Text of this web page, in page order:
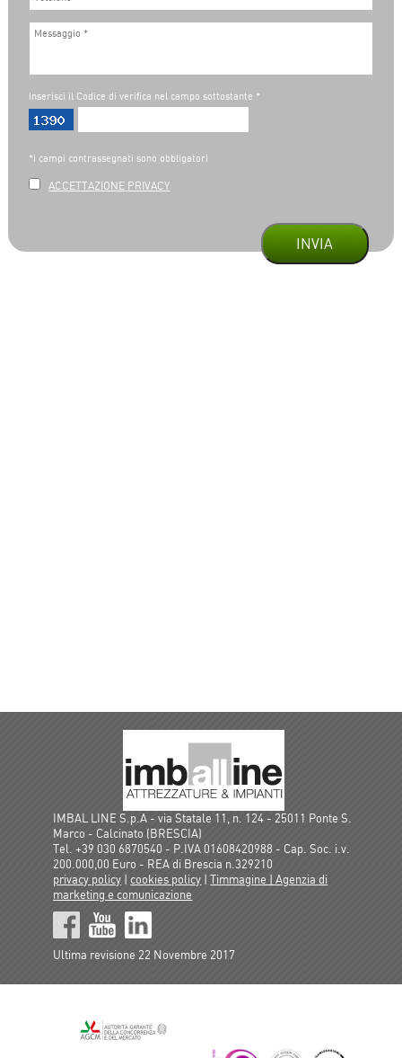
Inserisci il Codice di verifica nel campo sottostante *
*i campi contrassegnati sono obbligatori
ACCETTAZIONE PRIVACY
INVIA
IMBAL LINE S.p.A - via Statale 11, n. 124 - 25011 Ponte S.
Marco - Calcinato (BRESCIA)
Tel. +39 030 6870540 - P.IVA 01608420988 - Cap. Soc. i.v.
200.000,00 Euro - REA di Brescia n.329210
privacy policy |cookies policy |Timmagine | Agenzia di
marketing e comunicazione
Ultima revisione 22 Novembre 2017